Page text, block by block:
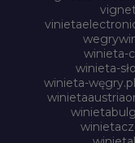
winieta-
winieta-
winieta-węgry.pl